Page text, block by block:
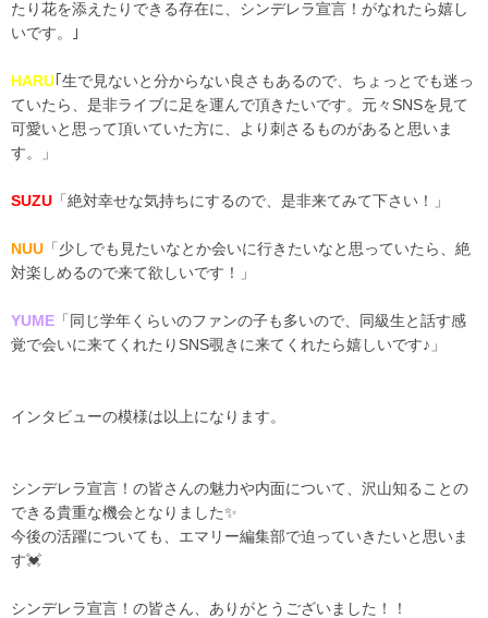
たり花を添えたりできる存在に、シンデレラ宣言！がなれたら嬉し
いです。｣
HARU ｢生で見ないと分からない良さもあるので、ちょっとでも迷っ
ていたら、是非ライブに足を運んで頂きたいです。元々SNSを見て
可愛いと思って頂いていた方に、より刺さるものがあると思いま
す。」
SUZU 「絶対幸せな気持ちにするので、是非来てみて下さい！」
NUU 「少しでも見たいなとか会いに行きたいなと思っていたら、絶
対楽しめるので来て欲しいです！」
YUME 「同じ学年くらいのファンの子も多いので、同級生と話す感
覚で会いに来てくれたりSNS覗きに来てくれたら嬉しいです♪」
インタビューの模様は以上になります。
シンデレラ宣言！の皆さんの魅力や内面について、沢山知ることの
できる貴重な機会となりました✨
今後の活躍についても、エマリー編集部で迫っていきたいと思いま
す💓
シンデレラ宣言！の皆さん、ありがとうございました！！